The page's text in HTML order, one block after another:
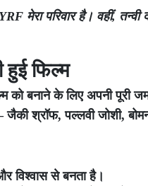
मेरा परिवार है। वहीं,
हुई फिल्म
को बनाने के लिए अपनी पूरी
श्रॉफ, पल्लवी जोशी,
विश्वास से बनता है।